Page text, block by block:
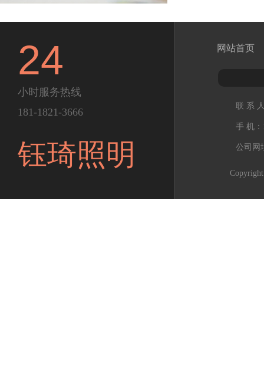
24
小时服务热线
181-1821-3666
钰琦照明
网站首页
联 系
手 机：
公司网